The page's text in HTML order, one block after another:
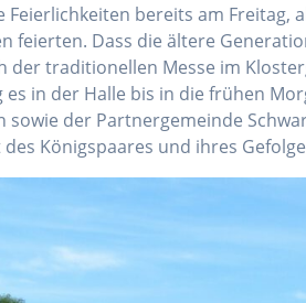
Feierlichkeiten bereits am Freitag,
feierten. Dass die ältere
der traditionellen Messe im
es in der Halle bis in die frühen
sowie der Partnergemeinde
Königspaares und ihres